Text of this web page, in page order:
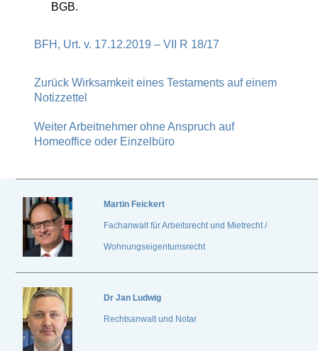
BGB.
BFH, Urt. v. 17.12.2019 – VII R 18/17
Zurück Wirksamkeit eines Testaments auf einem
Notizzettel
WeiterArbeitnehmer ohne Anspruch auf
Homeoffice oder Einzelbüro
Martin Feickert
Fachanwalt für Arbeitsrecht und Mietrecht /
Wohnungseigentumsrecht
Dr Jan Ludwig
Rechtsanwalt und Notar